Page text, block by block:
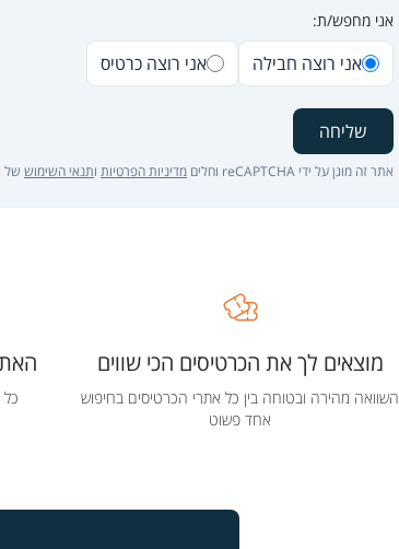
אני מחפש/ת:
אני רוצה חבילה אני רוצה כרטיס
שליחה
אתר זה מוגן על ידי reCAPTCHA וחלים מדיניות הפרטיות ותנאי השימוש של Google. לחיצה על כפתור "שליחה" מהווה הסכמה ל
כל
מוצאים לך את הכרטיסים הכי שווים
השוואה מהירה ובטוחה בין כל אתרי הכרטיסים בחיפוש
אחד פשוט